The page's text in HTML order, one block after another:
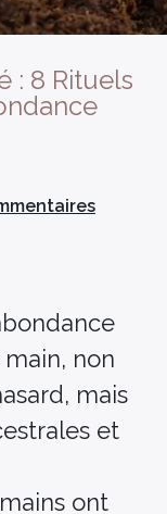
: 8 Rituels
non
mais
et
ont